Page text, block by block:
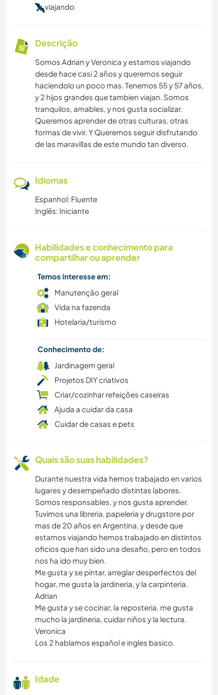
viajando
Descrição
Somos Adrian y Veronica y estamos viajando
desde hace casi 2 años y queremos seguir
haciendolo un poco mas. Tenemos 55 y 57 años,
y 2 hijos grandes que tambien viajan. Somos
tranquilos, amables, y nos gusta socializar.
Queremos aprender de otras culturas, otras
formas de vivir. Y Queremos seguir disfrutando
de las maravillas de este mundo tan diverso.
Idiomas
Espanhol: Fluente
Inglês: Iniciante
Habilidades e conhecimento para
compartilhar ou aprender
Temos interesse em:
Manutenção geral
Vida na fazenda
Hotelaria/turismo
Conhecimento de:
Jardinagem geral
Projetos DIY criativos
Criar/cozinhar refeições caseiras
Ajuda a cuidar da casa
Cuidar de casas e pets
Quais são suas habilidades?
Durante nuestra vida hemos trabajado en varios
lugares y desempeñado distintas labores.
Somos responsables, y nos gusta aprender.
Tuvimos una libreria, papeleria y drugstore por
mas de 20 años en Argentina, y desde que
estamos viajando hemos trabajado en distintos
oficios que han sido una desafio, pero en todos
nos ha ido muy bien.
Me gusta y se pintar, arreglar desperfectos del
hogar, me gusta la jardineria, y la carpinteria.
Adrian
Me gusta y se cocinar, la reposteria, me gusta
mucho la jardineria, cuidar niños y la lectura.
Veronica
Los 2 hablamos español e ingles basico.
Idade